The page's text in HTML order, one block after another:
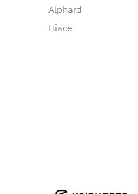
Alphard
Hiace